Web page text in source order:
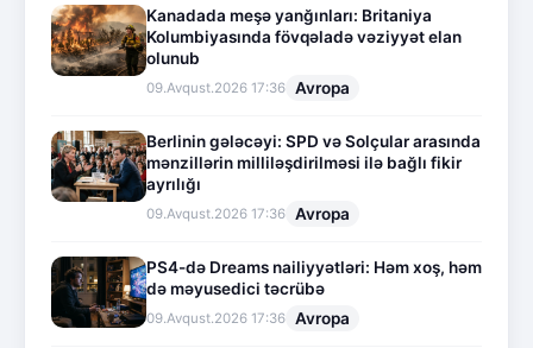
Kanadada meşə yanğınları: Britaniya
Kolumbiyasında fövqəladə vəziyyət elan
olunub
09.Avqust.2026 17:36 Avropa
Berlinin gələcəyi: SPD və Solçular arasında
mənzillərin milliləşdirilməsi ilə bağlı fikir
ayrılığı
09.Avqust.2026 17:36 Avropa
PS4-də Dreams nailiyyətləri: Həm xoş, həm
də məyusedici təcrübə
09.Avqust.2026 17:36 Avropa